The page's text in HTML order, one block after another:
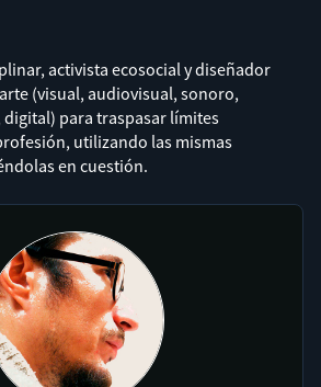
activista ecosocial y diseñador
(visual, audiovisual, sonoro,
para traspasar límites
utilizando las mismas
en cuestión.